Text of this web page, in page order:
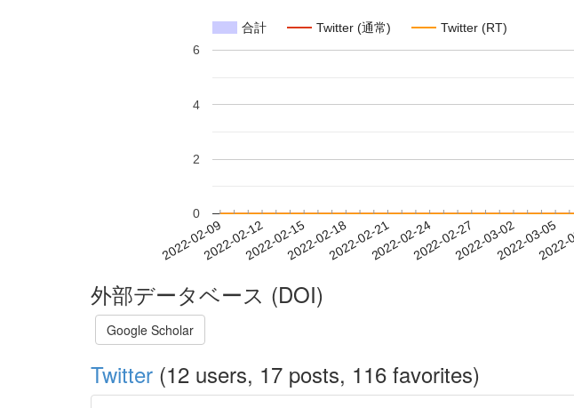
合計 Twitter (通常) Twitter (RT)
2022-02-092022-02-122022-02-152022-02-182022-02-212022-02-242022-02-272022-03-022022-03-05
0
2
4
6
外部データベース (DOI)
Google Scholar
Twitter (12 users, 17 posts, 116 favorites)